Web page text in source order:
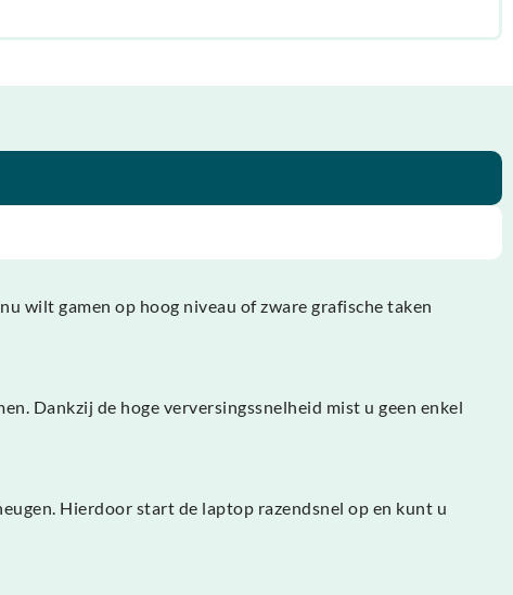
wilt gamen op hoog niveau of zware grafische taken
Dankzij de hoge verversingssnelheid mist u geen enkel
Hierdoor start de laptop razendsnel op en kunt u